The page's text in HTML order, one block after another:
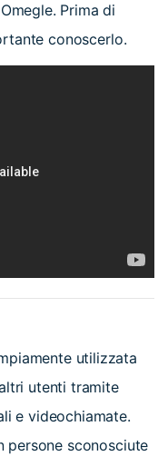
Prima di
conoscerlo.
utilizzata
utenti tramite
e videochiamate.
sconosciute